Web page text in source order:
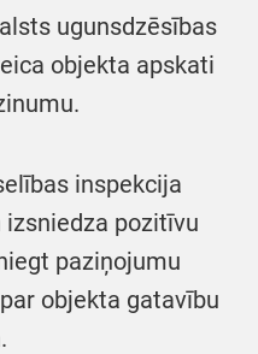
ugunsdzēsības
objekta apskati
inspekcija
pozitīvu
paziņojumu
objekta gatavību